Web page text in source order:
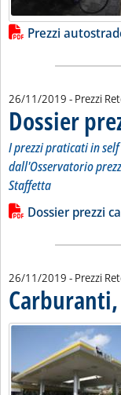
Lista allegati
Prezzi
26/11/2019 - Prezzi
Dossier
I prezzi praticati in
dall'Osservatorio
Staffetta
Leggi tutta la
Lista allegati
Dossier prezzi
26/11/2019 - Prezzi
Carburanti,